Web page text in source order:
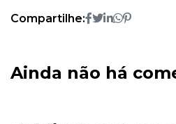
Compartilhe:
Ainda não há